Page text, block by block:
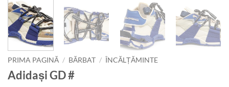
PRIMA PAGINĂ / BĂRBAT / ÎNCĂLȚĂMINTE
Adidași GD #